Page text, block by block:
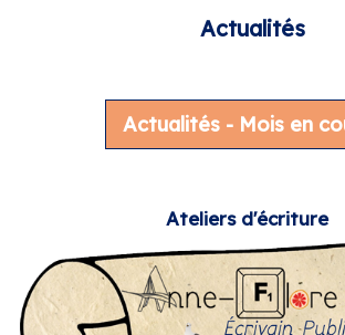
Actualités
Actualités - Mois en
Ateliers d'écriture